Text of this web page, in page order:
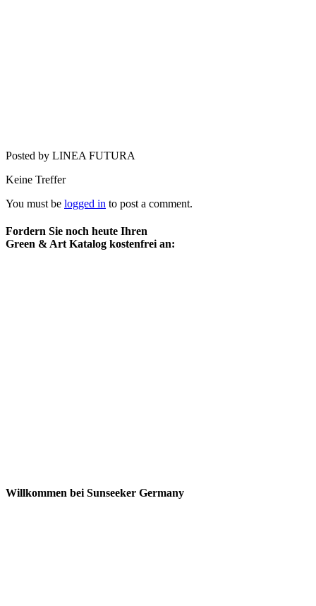
Posted by LINEA FUTURA
Keine Treffer
You must be logged in to post a comment.
Fordern Sie noch heute Ihren
Green & Art Katalog kostenfrei an:
Willkommen bei Sunseeker Germany